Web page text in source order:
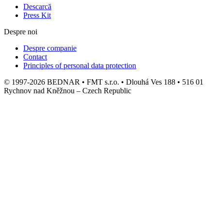
Descarcă
Press Kit
Despre noi
Despre companie
Contact
Principles of personal data protection
© 1997-2026 BEDNAR • FMT s.r.o. • Dlouhá Ves 188 • 516 01
Rychnov nad Kněžnou – Czech Republic